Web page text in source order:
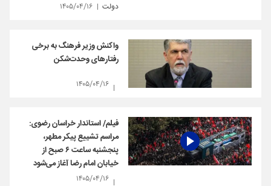
دولت ۱۴۰۵/۰۴/۱۶
واکنش وزیر فرهنگ به برخی
رفتارهای وحدت‌شکن
۱۴۰۵/۰۴/۱۶
فیلم/ استاندار خراسان رضوی:
مراسم تشییع پیکر مطهر،
پنجشنبه ساعت ۶ صبح از
خیابان امام رضا آغاز می‌شود
۱۴۰۵/۰۴/۱۶